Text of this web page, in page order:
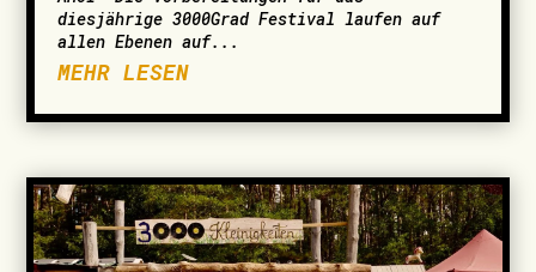
diesjährige 3000Grad Festival laufen auf
allen Ebenen auf...
MEHR LESEN